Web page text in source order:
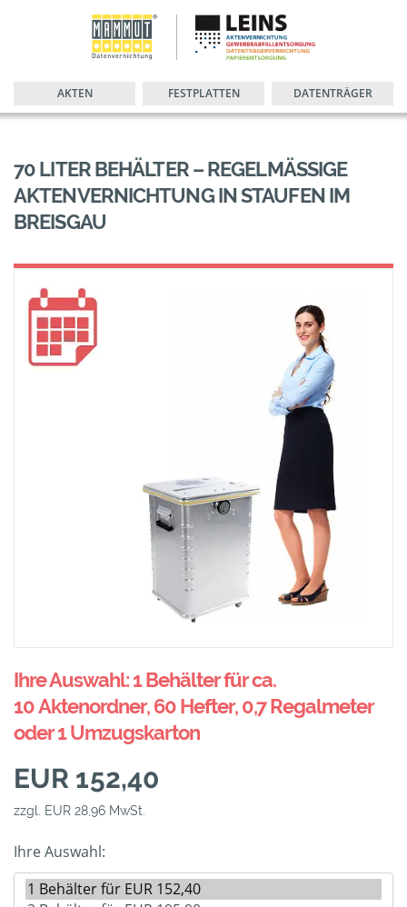
AKTEN FESTPLATTEN DATENTRÄGER
70 LITER BEHÄLTER – REGELMÄSSIGE A
KTENVERNICHTUNG IN STAUFEN IM B
REISGAU
Ihre Auswahl: 1 Behälter für ca.
10 Aktenordner, 60 Hefter, 0,7 Regalmeter
oder 1 Umzugskarton
EUR 152,40
zzgl. EUR 28,96 MwSt.
Ihre Auswahl: